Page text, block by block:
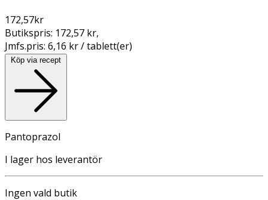
172,57kr
Butikspris: 172,57 kr,
Jmfs.pris: 6,16 kr / tablett(er)
Köp via recept
Pantoprazol
I lager hos leverantör
Ingen vald butik